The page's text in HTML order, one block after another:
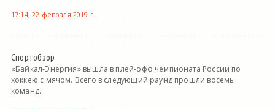
17:14, 22 февраля 2019 г.
Спортобзор
«Байкал-Энергия» вышла в плей-офф чемпионата России по
хоккею с мячом. Всего в следующий раунд прошли восемь
команд.